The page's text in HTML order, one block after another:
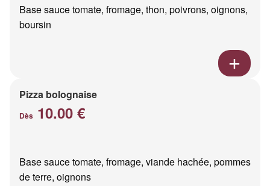
Base sauce tomate, fromage, thon, poivrons, oignons,
boursin
Pizza bolognaise
Dès 10.00 €
Base sauce tomate, fromage, viande hachée, pommes
de terre, oignons